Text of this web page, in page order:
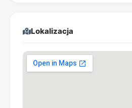
Lokalizacja